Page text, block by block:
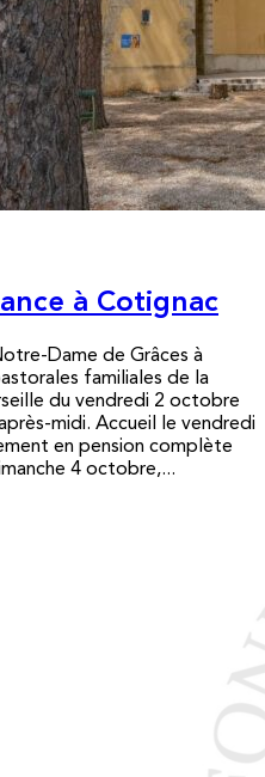
à Cotignac
Dame de Grâces à
familiales de la
du vendredi 2 octobre
midi. Accueil le vendredi
en pension complète
4 octobre,...